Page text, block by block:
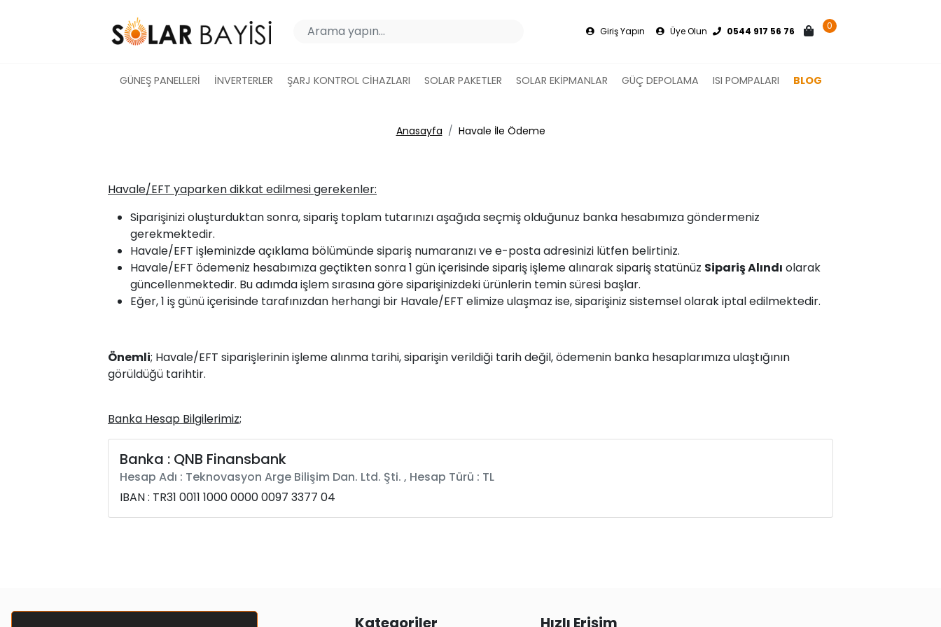
Giriş Yapın Üye Olun 0544 917 56 76 0
GÜNEŞ PANELLERİ İNVERTERLER ŞARJ KONTROL CİHAZLARI SOLAR PAKETLER SOLAR EKİPMANLAR GÜÇ DEPOLAMA ISI POMPALARI BLOG
Anasayfa Havale İle Ödeme
Havale/EFT yaparken dikkat edilmesi gerekenler:
Siparişinizi oluşturduktan sonra, sipariş toplam tutarınızı aşağıda seçmiş olduğunuz banka hesabımıza göndermeniz
gerekmektedir.
Havale/EFT işleminizde açıklama bölümünde sipariş numaranızı ve e-posta adresinizi lütfen belirtiniz.
Havale/EFT ödemeniz hesabımıza geçtikten sonra 1 gün içerisinde sipariş işleme alınarak sipariş statünüz Sipariş Alındı olarak
güncellenmektedir. Bu adımda işlem sırasına göre siparişinizdeki ürünlerin temin süresi başlar.
Eğer, 1 iş günü içerisinde tarafınızdan herhangi bir Havale/EFT elimize ulaşmaz ise, siparişiniz sistemsel olarak iptal edilmektedir.
Önemli; Havale/EFT siparişlerinin işleme alınma tarihi, siparişin verildiği tarih değil, ödemenin banka hesaplarımıza ulaştığının
görüldüğü tarihtir.
Banka Hesap Bilgilerimiz;
Banka : QNB Finansbank
Hesap Adı : Teknovasyon Arge Bilişim Dan. Ltd. Şti. , Hesap Türü : TL
IBAN : TR31 0011 1000 0000 0097 3377 04
Kategoriler Hızlı Erişim